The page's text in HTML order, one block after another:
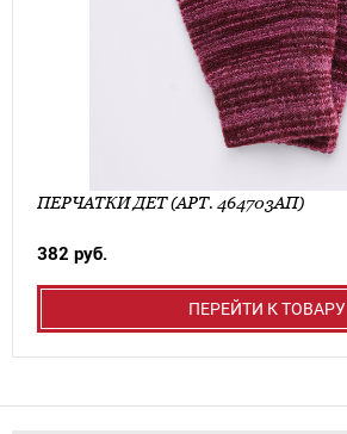
ПЕРЧАТКИ ДЕТ (АРТ. 464703АП)
382 руб.
ПЕРЕЙТИ К ТОВАРУ